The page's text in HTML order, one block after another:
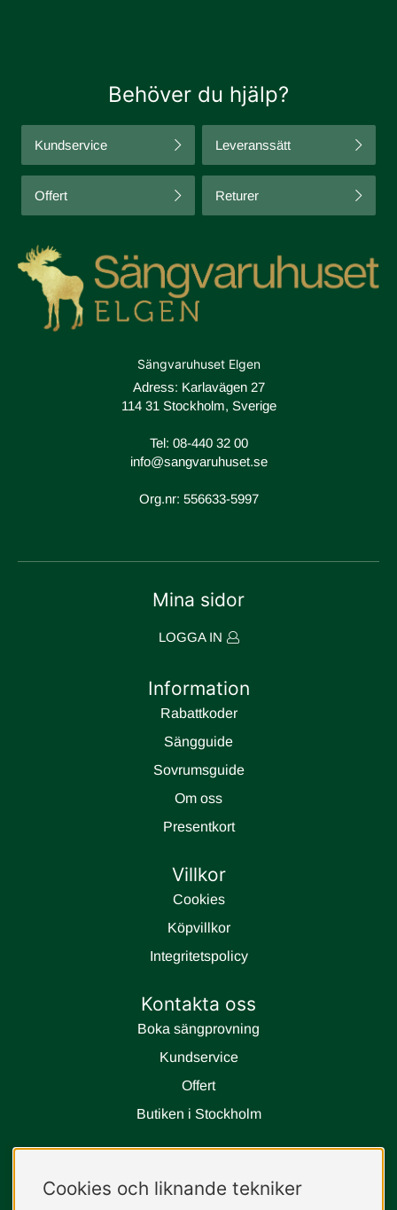
Behöver du hjälp?
Kundservice Leveranssätt
Offert Returer
Sängvaruhuset Elgen
Adress: Karlavägen 27
114 31 Stockholm, Sverige
Tel: 08-440 32 00
info@sangvaruhuset.se
Org.nr: 556633-5997
Mina sidor
LOGGA IN
Information
Rabattkoder
Sängguide
Sovrumsguide
Om oss
Presentkort
Villkor
Cookies
Köpvillkor
Integritetspolicy
Kontakta oss
Boka sängprovning
Kundservice
Offert
Butiken i Stockholm
instagram
Cookies och liknande tekniker